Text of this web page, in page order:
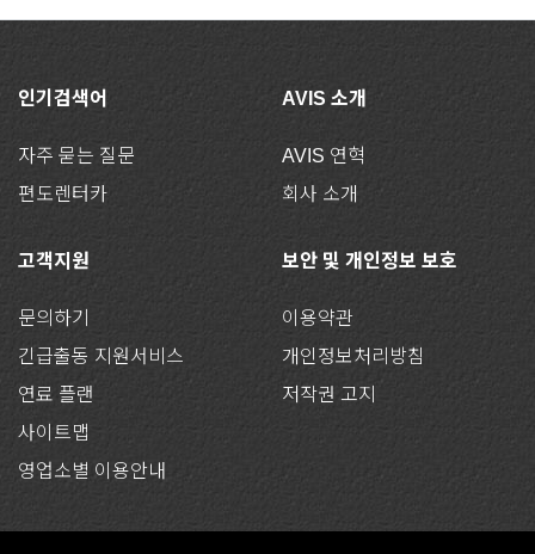
인기검색어
자주 묻는 질문
편도렌터카
AVIS 소개
AVIS 연혁
회사 소개
고객지원
문의하기
긴급출동 지원서비스
연료 플랜
사이트맵
영업소별 이용안내
보안 및 개인정보 보호
이용약관
개인정보처리방침
저작권 고지